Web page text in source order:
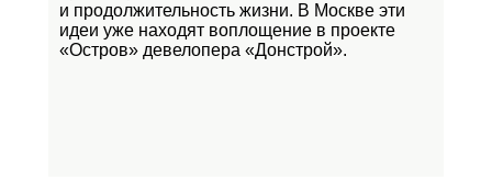
и продолжительность жизни. В Москве эти
идеи уже находят воплощение в проекте
«Остров» девелопера «Донстрой».